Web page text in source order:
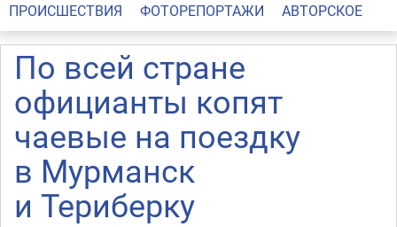
ПРОИСШЕСТВИЯ
ФОТОРЕПОРТАЖИ АВТОРСКОЕ
По всей стране
официанты копят
чаевые на поездку
в Мурманск
и Териберку